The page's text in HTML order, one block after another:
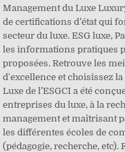
Management du Luxe
de certifications d’état qui
secteur du luxe. ESG luxe,
les informations pratiques
proposées. Retrouve les
d'excellence et choisissez
Luxe de l’ESGCI a été
entreprises du luxe, à la
management et maîtrisant
les différentes écoles de
(pédagogie, recherche,